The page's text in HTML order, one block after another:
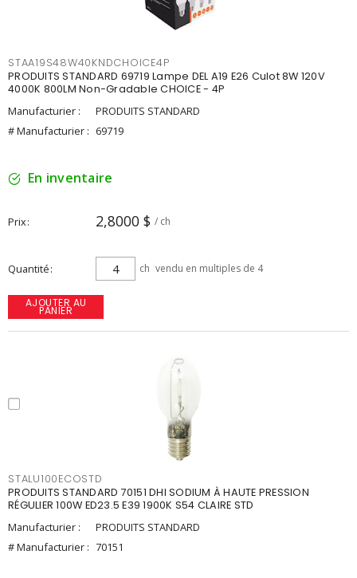
STAA19S48W40KNDCHOICE4P
PRODUITS STANDARD 69719 Lampe DEL A19 E26 Culot 8W 120V
4000K 800LM Non-Gradable CHOICE - 4P
Manufacturier :
PRODUITS STANDARD
# Manufacturier : 69719
En inventaire
Prix 2,8000 $ / ch
Quantité ch vendu en multiples de 4
AJOUTER AU
PANIER
STALU100ECOSTD
PRODUITS STANDARD 70151 DHI SODIUM À HAUTE PRESSION
RÉGULIER 100W ED23.5 E39 1900K S54 CLAIRE STD
Manufacturier :
PRODUITS STANDARD
# Manufacturier : 70151